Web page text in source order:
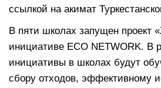
ссылкой на акимат
В пяти школах запущен проект
инициативе ECO NETWORK. В
инициативы в школах будут
сбору отходов, эффективному